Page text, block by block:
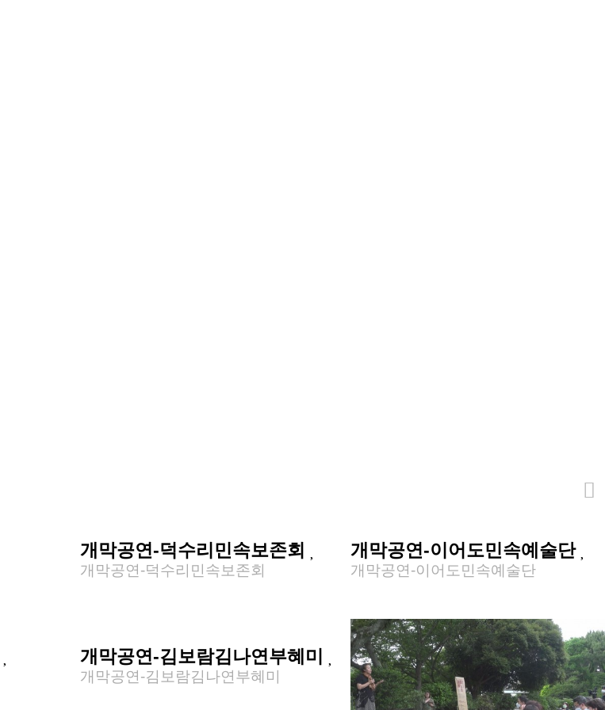
개막공연-덕수리민속보존회
개막공연-덕수리민속보존회
개막공연-이어도민속예술단
개막공연-이어도민속예술단
개막공연-김보람김나연부혜미
개막공연-김보람김나연부혜미